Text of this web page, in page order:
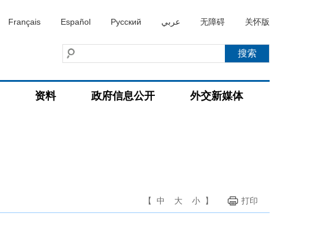
Français Español Русский عربي 无障碍 关怀版
资料 政府信息公开 外交新媒体
【 中 大 小 】 打印